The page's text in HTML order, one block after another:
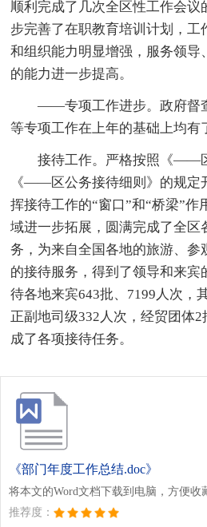
顺利完成了几次全区性工作会议
步完善了在职教育培训计划，工
和组织能力明显增强，服务领导
的能力进一步提高。
——专项工作进步。政府督
等专项工作在上年的基础上均有
接待工作。严格按照《——
《——区公务接待细则》的规定
挥接待工作的“窗口”和“桥梁”作
域进一步拓展，圆满完成了全区
务，为来自全国各地的旅游、参
的接待服务，得到了领导和来宾
待各地来宾643批、7199人次，
正副地司级332人次，经贸团体
成了各项接待任务。
《部门年度工作总结.doc》
将本文的Word文档下载到电脑，方便收
推荐度：